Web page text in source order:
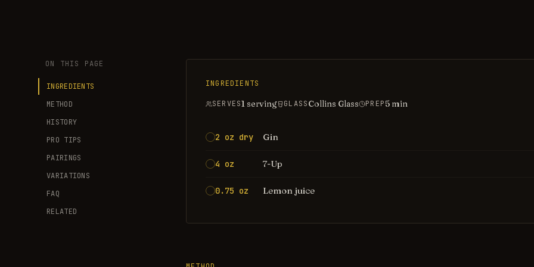
ON THIS PAGE
INGREDIENTS
METHOD
HISTORY
PRO TIPS
PAIRINGS
VARIATIONS
FAQ
RELATED
INGREDIENTS
SERVES1 serving GLASSCollins Glass PREP5 min
2 oz dry Gin
4 oz 7-Up
0.75 oz Lemon juice